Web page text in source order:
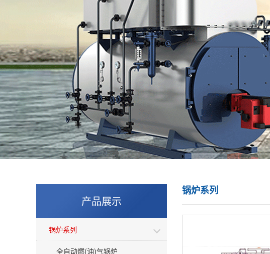
产品展示
锅炉系列
全自动燃(油)气锅炉
锅炉系列